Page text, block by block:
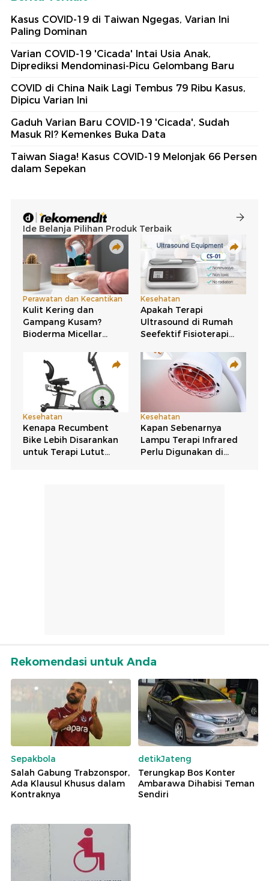
Kasus COVID-19 di Taiwan Ngegas, Varian Ini
Paling Dominan
Varian COVID-19 'Cicada' Intai Usia Anak,
Diprediksi Mendominasi-Picu Gelombang Baru
COVID di China Naik Lagi Tembus 79 Ribu Kasus,
Dipicu Varian Ini
Gaduh Varian Baru COVID-19 'Cicada', Sudah
Masuk RI? Kemenkes Buka Data
Taiwan Siaga! Kasus COVID-19 Melonjak 66 Persen
dalam Sepekan
Rekomendasi untuk Anda
Sepakbola
Salah Gabung Trabzonspor,
Ada Klausul Khusus dalam
Kontraknya
detikJateng
Terungkap Bos Konter
Ambarawa Dihabisi Teman
Sendiri